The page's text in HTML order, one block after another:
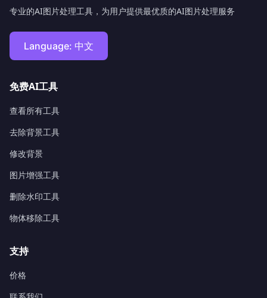
专业的AI图片处理工具，为用户提供最优质的AI图片处理服务
Language: 中文
免费AI工具
查看所有工具
去除背景工具
修改背景
图片增强工具
删除水印工具
物体移除工具
支持
价格